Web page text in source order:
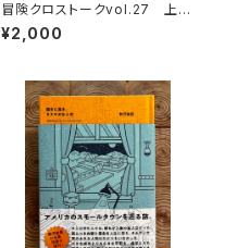
冒険クロストークvol.27 上田
優紀「この星の物語を撮る」録画
視聴権
¥2,000